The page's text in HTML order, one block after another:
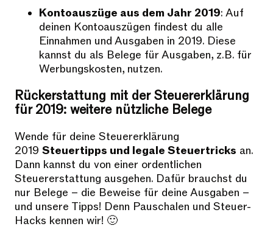
Kontoauszüge aus dem Jahr 2019: Auf
deinen Kontoauszügen findest du alle
Einnahmen und Ausgaben in 2019. Diese
kannst du als Belege für Ausgaben, z.B. für
Werbungskosten, nutzen.
Rückerstattung mit der Steuererklärung
für 2019: weitere nützliche Belege
Wende für deine Steuererklärung
2019 Steuertipps und legale Steuertricks an.
Dann kannst du von einer ordentlichen
Steuererstattung ausgehen. Dafür brauchst du
nur Belege – die Beweise für deine Ausgaben –
und unsere Tipps! Denn Pauschalen und Steuer-
Hacks kennen wir! 🙂